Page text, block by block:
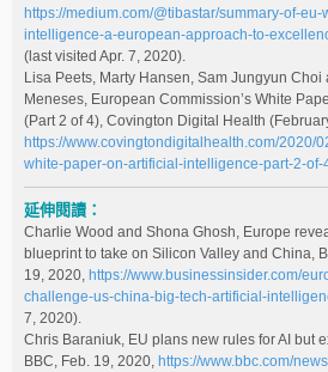
https://medium.com/@tibastar/summary-of-
intelligence-a-european-approach-to-
(last visited Apr. 7, 2020).
Lisa Peets, Marty Hansen, Sam Jungyun
Meneses, European Commission’s White
(Part 2 of 4), Covington Digital Health
https://www.covingtondigitalhealth.com/2020/
white-paper-on-artificial-intelligence-part-2-of-
延伸閱讀：
Charlie Wood and Shona Ghosh, Europe
blueprint to take on Silicon Valley and China,
19, 2020, https://www.businessinsider.com/
challenge-us-china-big-tech-artificial-
7, 2020).
Chris Baraniuk, EU plans new rules for AI but
BBC, Feb. 19, 2020, https://www.bbc.com/